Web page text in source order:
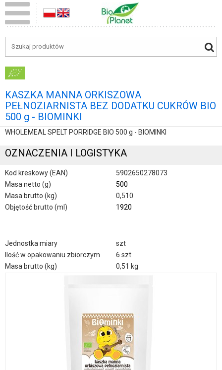
KASZKA MANNA ORKISZOWA
PEŁNOZIARNISTA BEZ DODATKU CUKRÓW BIO
500 g - BIOMINKI
WHOLEMEAL SPELT PORRIDGE BIO 500 g - BIOMINKI
OZNACZENIA I LOGISTYKA
Kod kreskowy (EAN)
5902650278073
Masa netto (g)
500
Masa brutto (kg)
0,510
Objętość brutto (ml)
1920
Jednostka miary
szt
Ilość w opakowaniu zbiorczym
6 szt
Masa brutto (kg)
0,51 kg